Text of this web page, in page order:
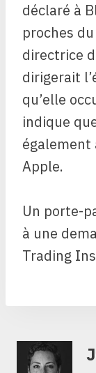
déclaré à
proches
directrice
dirigerait
qu’elle
indique
également
Apple.
Un porte-
à une
Trading